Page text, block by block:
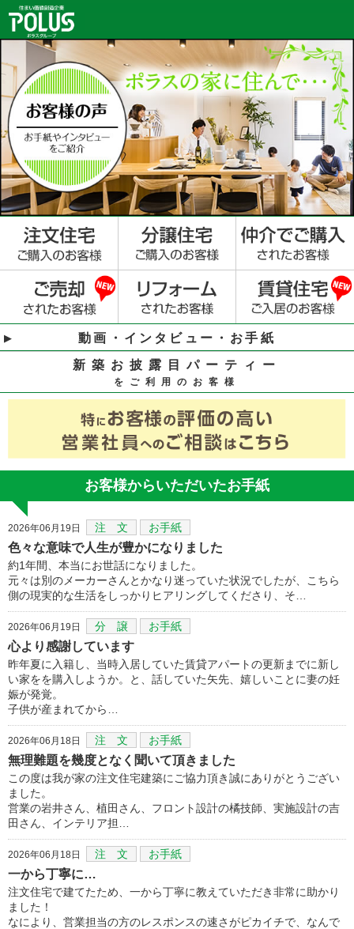
動画・インタビュー・お手紙
新築お披露目パーティー
をご利用のお客様
お客様からいただいたお手紙
2026年06月19日 注 文 お手紙
色々な意味で人生が豊かになりました
約1年間、本当にお世話になりました。
元々は別のメーカーさんとかなり迷っていた状況でしたが、こちら
側の現実的な生活をしっかりヒアリングしてくださり、そ…
2026年06月19日 分 譲 お手紙
心より感謝しています
昨年夏に入籍し、当時入居していた賃貸アパートの更新までに新し
い家をを購入しようか。と、話していた矢先、嬉しいことに妻の妊
娠が発覚。
子供が産まれてから…
2026年06月18日 注 文 お手紙
無理難題を幾度となく聞いて頂きました
この度は我が家の注文住宅建築にご協力頂き誠にありがとうござい
ました。
営業の岩井さん、植田さん、フロント設計の橘技師、実施設計の吉
田さん、インテリア担…
2026年06月18日 注 文 お手紙
一から丁寧に…
注文住宅で建てたため、一から丁寧に教えていただき非常に助かり
ました！
なにより、営業担当の方のレスポンスの速さがピカイチで、なんで